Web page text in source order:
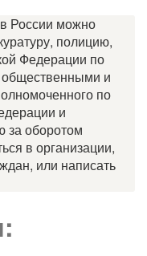
России можно
полицию,
Федерации по
и
по
и
за оборотом
в организации,
или написать